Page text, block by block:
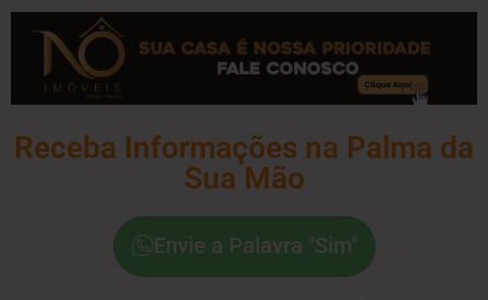
Receba Informações na Palma da
Sua Mão
Envie a Palavra "Sim"